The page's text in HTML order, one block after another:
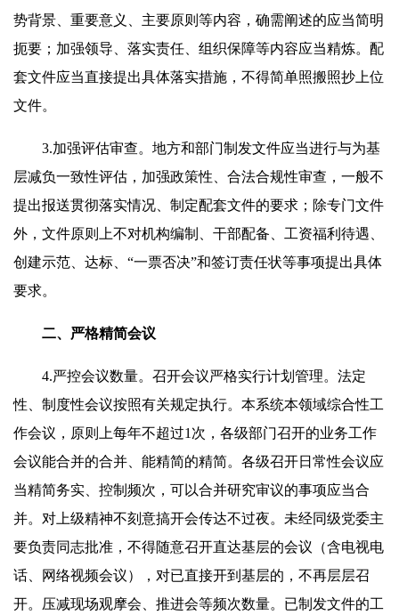
势背景、重要意义、主要原则等内容，确需阐述的应当简明
扼要；加强领导、落实责任、组织保障等内容应当精炼。配
套文件应当直接提出具体落实措施，不得简单照搬照抄上位
文件。
3.加强评估审查。地方和部门制发文件应当进行与为基
层减负一致性评估，加强政策性、合法合规性审查，一般不
提出报送贯彻落实情况、制定配套文件的要求；除专门文件
外，文件原则上不对机构编制、干部配备、工资福利待遇、
创建示范、达标、“一票否决”和签订责任状等事项提出具体
要求。
二、严格精简会议
4.严控会议数量。召开会议严格实行计划管理。法定
性、制度性会议按照有关规定执行。本系统本领域综合性工
作会议，原则上每年不超过1次，各级部门召开的业务工作
会议能合并的合并、能精简的精简。各级召开日常性会议应
当精简务实、控制频次，可以合并研究审议的事项应当合
并。对上级精神不刻意搞开会传达不过夜。未经同级党委主
要负责同志批准，不得随意召开直达基层的会议（含电视电
话、网络视频会议），对已直接开到基层的，不再层层召
开。压减现场观摩会、推进会等频次数量。已制发文件的工